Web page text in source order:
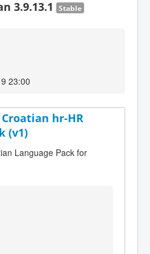
3.9.13.1 Stable
23:00
Croatian hr-HR
(v1)
Language Pack for